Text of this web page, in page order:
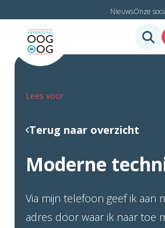
NieuwsOnze
Lees voor
Terug naar overzicht
Moderne
Via mijn telefoon geef ik aan
adres door waar ik naar toe